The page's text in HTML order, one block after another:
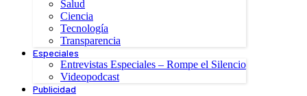
Salud
Ciencia
Tecnología
Transparencia
Especiales
Entrevistas Especiales – Rompe el Silencio
Videopodcast
Publicidad